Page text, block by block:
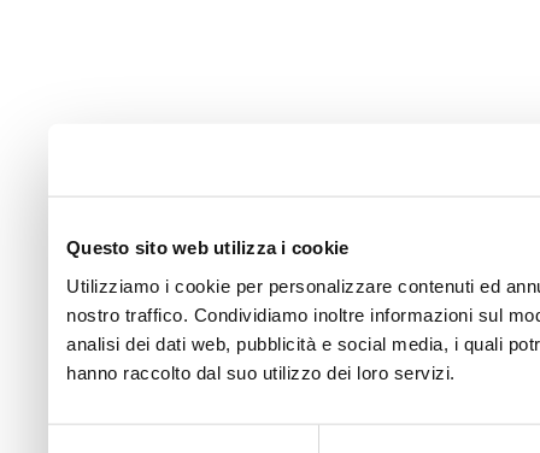
Questo sito web utilizza i cookie
Utilizziamo i cookie per personalizzare contenuti ed
nostro traffico. Condividiamo inoltre informazioni sul
analisi dei dati web, pubblicità e social media, i quali
hanno raccolto dal suo utilizzo dei loro servizi.